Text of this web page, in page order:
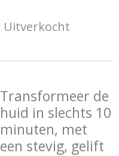
Uitverkocht
Transformeer de
huid in slechts 10
minuten, met
een stevig, gelift